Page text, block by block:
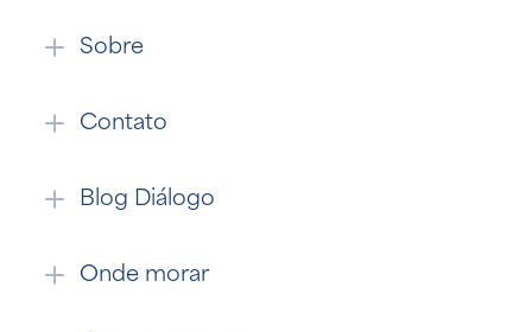
Sobre
Contato
Blog Diálogo
Onde morar